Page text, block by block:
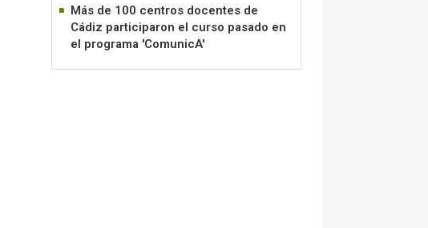
Más de 100 centros docentes de
Cádiz participaron el curso pasado en
el programa 'ComunicA'